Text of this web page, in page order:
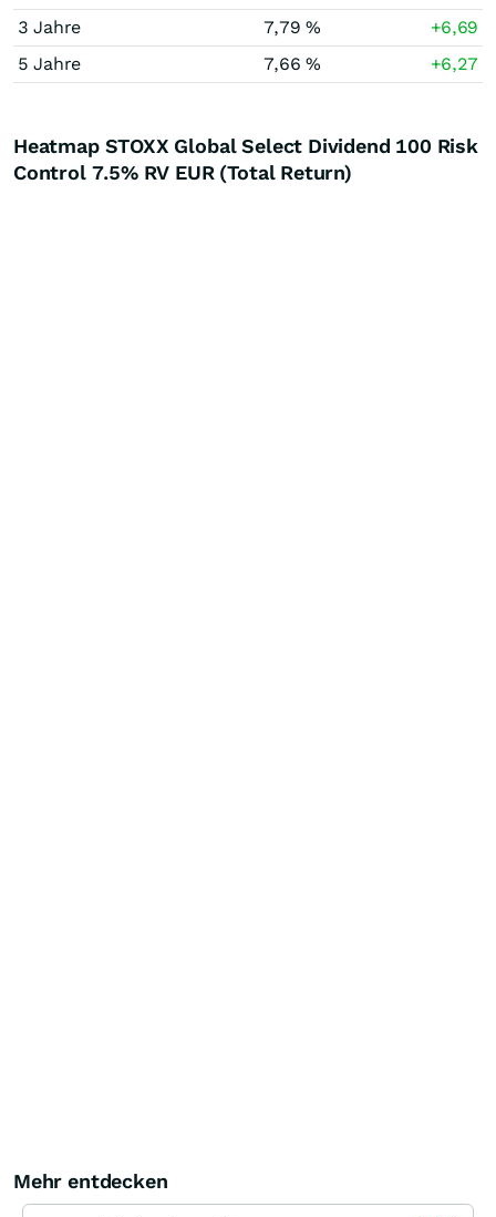
3 Jahre
7,79 %
+6,69
5 Jahre
7,66 % +6,27
Heatmap STOXX Global Select Dividend 100 Risk
Control 7.5% RV EUR (Total Return)
Mehr entdecken